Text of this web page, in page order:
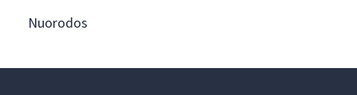
Nuorodos